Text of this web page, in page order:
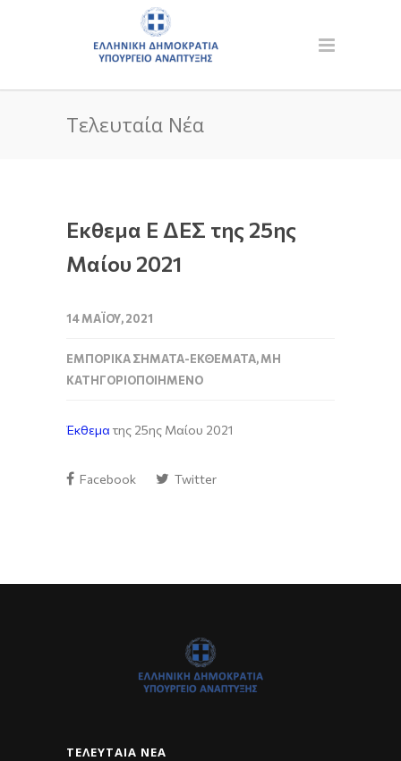
Τελευταία Νέα
Εκθεμα Ε ΔΕΣ της 25ης
Μαίου 2021
14 ΜΑΪ́ΟΥ, 2021
ΕΜΠΟΡΙΚΆ ΣΉΜΑΤΑ-ΕΚΘΈΜΑΤΑ,ΜΗ
ΚΑΤΗΓΟΡΙΟΠΟΙΗΜΈΝΟ
Έκθεμα της 25ης Μαίου 2021
Facebook Twitter
ΤΕΛΕΥΤΑΊΑ ΝΈΑ